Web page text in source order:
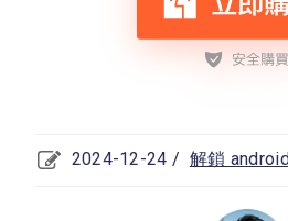
2024-12-24 / 解鎖